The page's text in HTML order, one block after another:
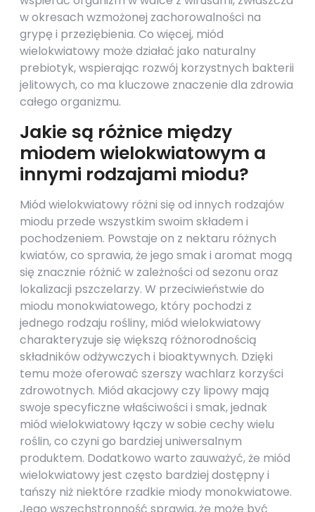
w okresach wzmożonej zachorowalności na
grypę i przeziębienia. Co więcej, miód
wielokwiatowy może działać jako naturalny
prebiotyk, wspierając rozwój korzystnych bakterii
jelitowych, co ma kluczowe znaczenie dla zdrowia
całego organizmu.
Jakie są różnice między
miodem wielokwiatowym a
innymi rodzajami miodu?
Miód wielokwiatowy różni się od innych rodzajów
miodu przede wszystkim swoim składem i
pochodzeniem. Powstaje on z nektaru różnych
kwiatów, co sprawia, że jego smak i aromat mogą
się znacznie różnić w zależności od sezonu oraz
lokalizacji pszczelarzy. W przeciwieństwie do
miodu monokwiatowego, który pochodzi z
jednego rodzaju rośliny, miód wielokwiatowy
charakteryzuje się większą różnorodnością
składników odżywczych i bioaktywnych. Dzięki
temu może oferować szerszy wachlarz korzyści
zdrowotnych. Miód akacjowy czy lipowy mają
swoje specyficzne właściwości i smak, jednak
miód wielokwiatowy łączy w sobie cechy wielu
roślin, co czyni go bardziej uniwersalnym
produktem. Dodatkowo warto zauważyć, że miód
wielokwiatowy jest często bardziej dostępny i
tańszy niż niektóre rzadkie miody monokwiatowe.